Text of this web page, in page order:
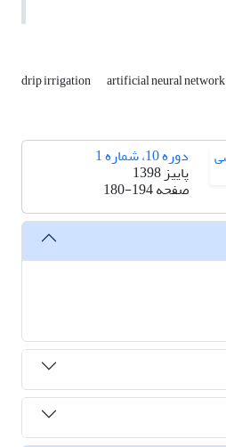
drip irrigation artificial neural network
دوره 10، شماره 1
پاییز 1398
صفحه180-194